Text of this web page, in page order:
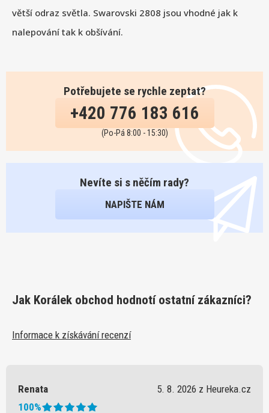
větší odraz světla. Swarovski 2808 jsou vhodné jak k
nalepování tak k obšívání.
Potřebujete se rychle zeptat?
+420 776 183 616
(Po-Pá 8:00 - 15:30)
Nevíte si s něčím rady?
NAPIŠTE NÁM
Jak Korálek obchod hodnotí ostatní zákazníci?
Informace k získávání recenzí
Renata
5. 8. 2026 z Heureka.cz
100%